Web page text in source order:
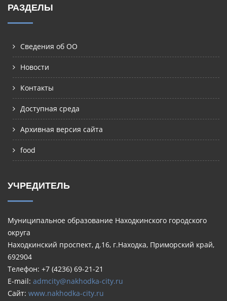
РАЗДЕЛЫ
Сведения об ОО
Новости
Контакты
Доступная среда
Архивная версия сайта
food
УЧРЕДИТЕЛЬ
Муниципальное образование Находкинского городского
округа
Находкинский проспект, д.16, г.Находка, Приморский край,
692904
Телефон: +7 (4236) 69-21-21
E-mail: admcity@nakhodka-city.ru
Сайт: www.nakhodka-city.ru